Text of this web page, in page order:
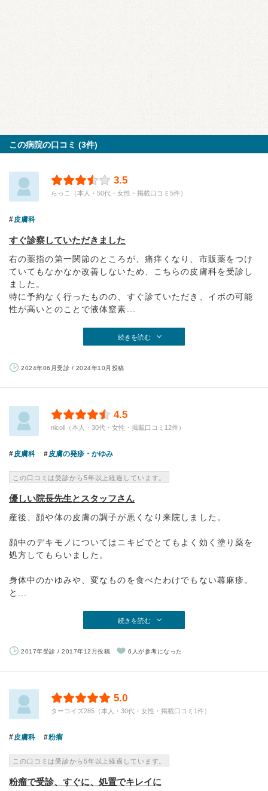
この病院の口コミ (3件)
3.5
らっこ（本人・50代・女性・掲載口コミ5件）
皮膚科
すぐ診察していただきました
右の薬指の第一関節のところが、痛痒くなり、市販薬をつけ
ていてもなかなか改善しないため、こちらの皮膚科を受診し
ました。
特に予約なく行ったものの、すぐ診ていただき、イボの可能
性が高いとのことで液体窒素...
続きを読む
2024年06月受診 / 2024年10月投稿
4.5
nicoll（本人・30代・女性・掲載口コミ12件）
皮膚科 皮膚の発疹・かゆみ
この口コミは受診から5年以上経過しています。
優しい院長先生とスタッフさん
産後、顔や体の皮膚の調子が悪くなり来院しました。
顔中のデキモノについてはニキビでとてもよく効く塗り薬を
処方してもらいました。
身体中のかゆみや、変なものを食べたわけでもない蕁麻疹。
と...
続きを読む
2017年受診 / 2017年12月投稿 6人が参考になった
5.0
ターコイズ285（本人・30代・女性・掲載口コミ1件）
皮膚科 粉瘤
この口コミは受診から5年以上経過しています。
粉瘤で受診、すぐに、処置でキレイに